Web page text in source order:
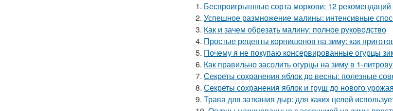
1. Беспроигрышные сорта моркови: 12
2. Успешное размножение малины: интенсивные
3. Как и зачем обрезать малину: полное руководство
4. Простые рецепты корнишонов на зиму: как
5. Почему я не покупаю консервированные огурцы
6. Как правильно засолить огурцы на зиму в 1-
7. Секреты сохранения яблок до весны: полезные
8. Секреты сохранения яблок и груш до нового урожая
9. Трава для заткания дыр: для каких целей